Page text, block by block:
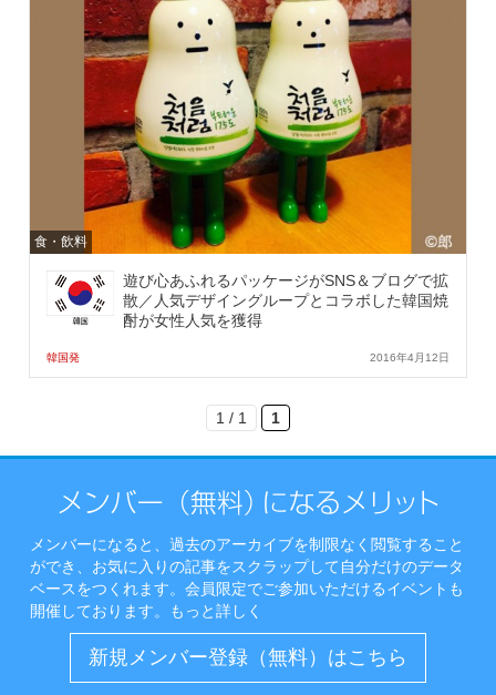
食・飲料
遊び心あふれるパッケージがSNS＆ブログで拡
散／人気デザイングループとコラボした韓国焼
酎が女性人気を獲得
韓国発 2016年4月12日
1 / 1 1
メンバーになると、過去のアーカイブを制限なく閲覧すること
ができ、お気に入りの記事をスクラップして自分だけのデータ
ベースをつくれます。会員限定でご参加いただけるイベントも
開催しております。
もっと詳しく
新規メンバー登録（無料）はこちら